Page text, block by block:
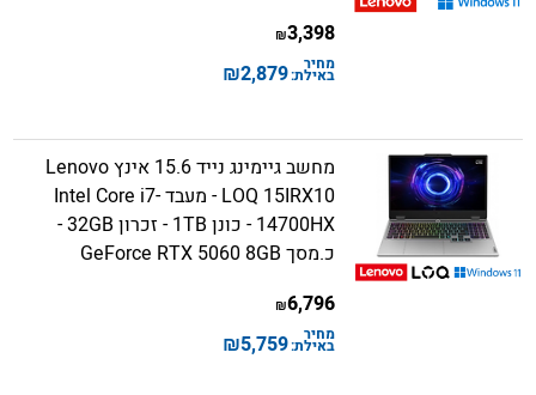
3,398
₪
מחיר
באילת:2,879
₪
מחשב גיימינג נייד 15.6 אינץ Lenovo
LOQ 15IRX10 - מעבד Intel Core i7-
14700HX - כונן 1TB - זכרון 32GB -
כ.מסך GeForce RTX 5060 8GB
6,796
₪
מחיר
באילת:5,759
₪